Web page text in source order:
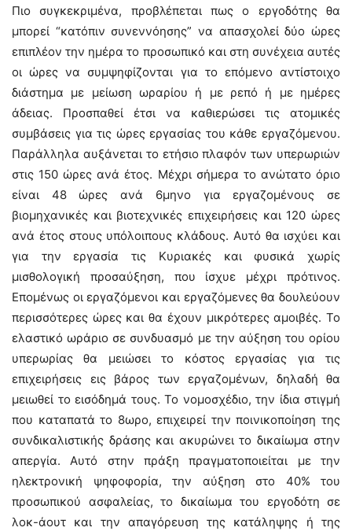
Πιο συγκεκριμένα, προβλέπεται πως ο εργοδότης θα
μπορεί “κατόπιν συνεννόησης” να απασχολεί δύο ώρες
επιπλέον την ημέρα το προσωπικό και στη συνέχεια αυτές
οι ώρες να συμψηφίζονται για το επόμενο αντίστοιχο
διάστημα με μείωση ωραρίου ή με ρεπό ή με ημέρες
άδειας. Προσπαθεί έτσι να καθιερώσει τις ατομικές
συμβάσεις για τις ώρες εργασίας του κάθε εργαζόμενου.
Παράλληλα αυξάνεται το ετήσιο πλαφόν των υπερωριών
στις 150 ώρες ανά έτος. Μέχρι σήμερα το ανώτατο όριο
είναι 48 ώρες ανά 6μηνο για εργαζομένους σε
βιομηχανικές και βιοτεχνικές επιχειρήσεις και 120 ώρες
ανά έτος στους υπόλοιπους κλάδους. Αυτό θα ισχύει και
για την εργασία τις Κυριακές και φυσικά χωρίς
μισθολογική προσαύξηση, που ίσχυε μέχρι πρότινος.
Επομένως οι εργαζόμενοι και εργαζόμενες θα δουλεύουν
περισσότερες ώρες και θα έχουν μικρότερες αμοιβές. Το
ελαστικό ωράριο σε συνδυασμό με την αύξηση του ορίου
υπερωρίας θα μειώσει το κόστος εργασίας για τις
επιχειρήσεις εις βάρος των εργαζομένων, δηλαδή θα
μειωθεί το εισόδημά τους. Το νομοσχέδιο, την ίδια στιγμή
που καταπατά το 8ωρο, επιχειρεί την ποινικοποίηση της
συνδικαλιστικής δράσης και ακυρώνει το δικαίωμα στην
απεργία. Αυτό στην πράξη πραγματοποιείται με την
ηλεκτρονική ψηφοφορία, την αύξηση στο 40% του
προσωπικού ασφαλείας, το δικαίωμα του εργοδότη σε
λοκ-άουτ και την απαγόρευση της κατάληψης ή της